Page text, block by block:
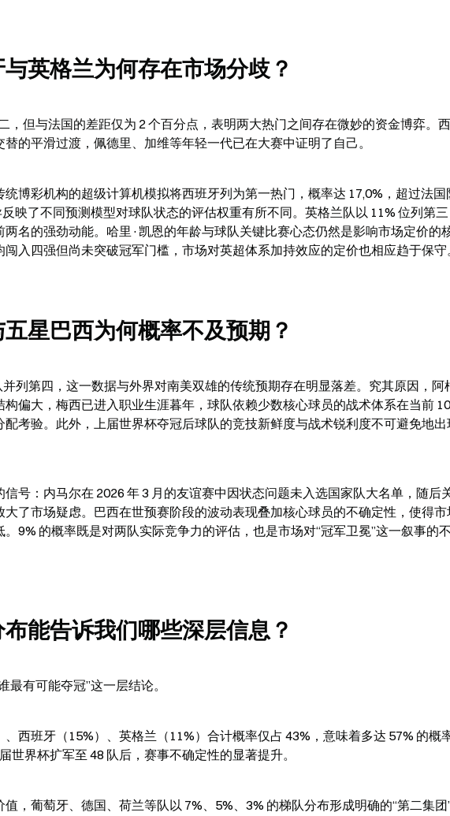
英格兰为何存在市场分歧？
，但与法国的差距仅为 2 个百分点，表明两大热门之间存在微妙的资金博弈。
的平滑过渡，佩德里、加维等年轻一代已在大赛中证明了自己。
博彩机构的超级计算机模拟将西班牙列为第一热门，概率达 17,0%，超过法国
映了不同预测模型对球队状态的评估权重有所不同。英格兰队以 11% 位列第
名的强劲动能。哈里·凯恩的年龄与球队关键比赛心态仍然是影响市场定价的
入四强但尚未突破冠军门槛，市场对英超体系加持效应的定价也相应趋于保守
星巴西为何概率不及预期？
列第四，这一数据与外界对南美双雄的传统预期存在明显落差。究其原因，阿
偏大，梅西已进入职业生涯暮年，球队依赖少数核心球员的战术体系在当前
考验。此外，上届世界杯夺冠后球队的竞技新鲜度与战术锐利度不可避免地出
号：内马尔在 2026 年 3 月的友谊赛中因状态问题未入选国家队大名单，随后
了市场疑虑。巴西在世预赛阶段的波动表现叠加核心球员的不确定性，使得
9% 的概率既是对两队实际竞争力的评估，也是市场对“冠军卫冕”这一叙事的
能告诉我们哪些深层信息？
有可能夺冠”这一层结论。
西班牙（15%）、英格兰（11%）合计概率仅占 43%，意味着多达 57% 的概
世界杯扩军至 48 队后，赛事不确定性的显著提升。
，葡萄牙、德国、荷兰等队以 7%、5%、3% 的梯队分布形成明确的“第二集团